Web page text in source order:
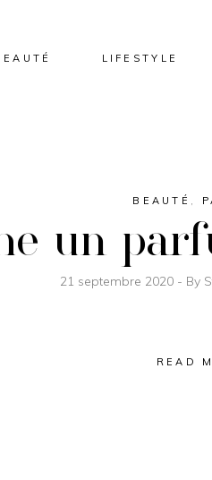
LIFESTYLE
BEAUTÉ ,
un
21 septembre 2020 By
READ